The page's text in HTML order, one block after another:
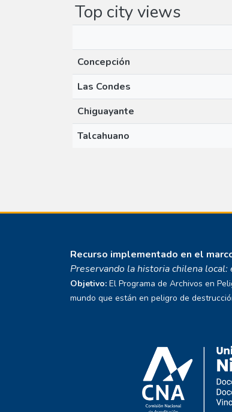
Top city views
Concepción
Las Condes
Chiguayante
Talcahuano
Recurso implementado en el
Preservando la historia chilena local:
Objetivo: El Programa de Archivos en
mundo que están en peligro de